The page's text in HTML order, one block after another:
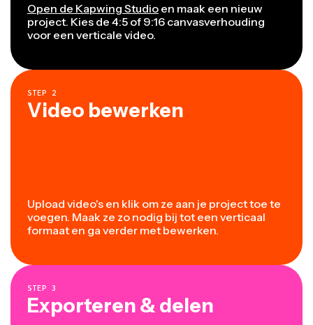
Open de Kapwing Studio en maak een nieuw
project. Kies de 4:5 of 9:16 canvasverhouding
voor een verticale video.
STEP 2
Video bewerken
Upload video's en klik om ze aan je project toe te
voegen. Maak ze zo nodig bij tot een verticaal
formaat en ga verder met bewerken.
STEP 3
Exporteren & delen